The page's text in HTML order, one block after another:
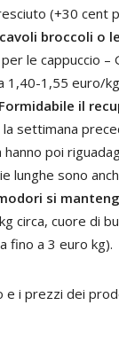
(+30 cent
broccoli o
le cappuccio –
1,40-1,55 euro/
Formidabile il
la settimana
poi
lunghe sono
si
circa, cuore di
fino a 3 euro kg).
e i prezzi dei